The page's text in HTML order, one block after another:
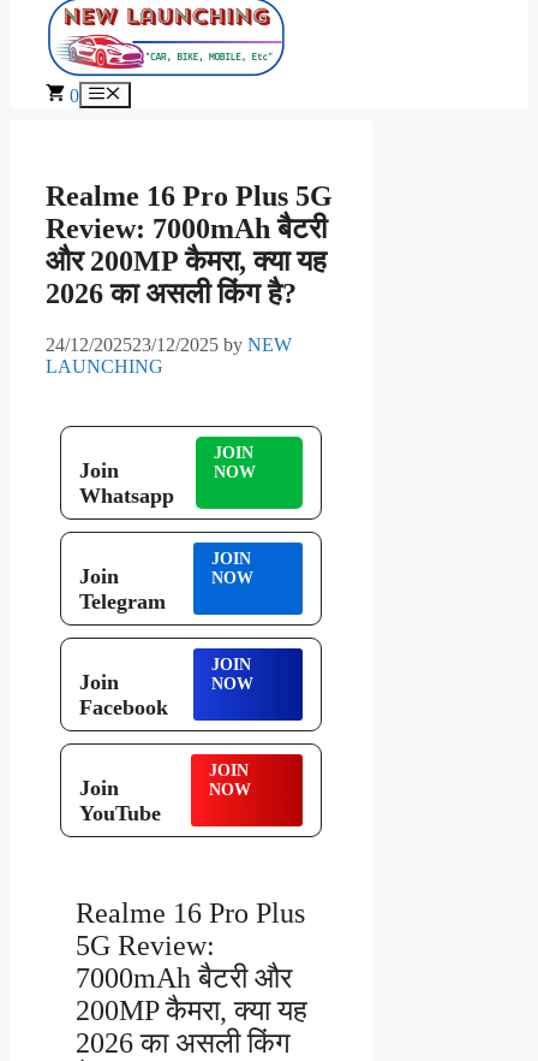
content
0 Menu
Realme 16 Pro Plus 5G
Review: 7000mAh बैटरी
और 200MP कैमरा, क्या यह
2026 का असली किंग है?
24/12/202523/12/2025 by NEW
LAUNCHING
Join
Whatsapp
JOIN
NOW
Join
Telegram
JOIN
NOW
Join
Facebook
JOIN
NOW
Join
YouTube
JOIN
NOW
Realme 16 Pro Plus
5G Review:
7000mAh बैटरी और
200MP कैमरा, क्या यह
2026 का असली किंग